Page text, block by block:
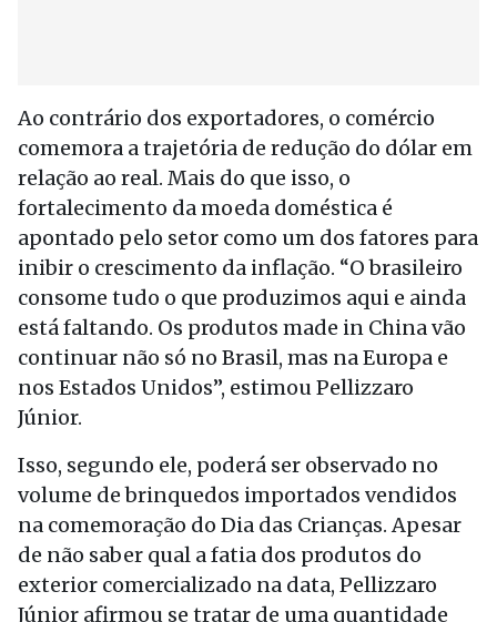
Ao contrário dos exportadores, o comércio
comemora a trajetória de redução do dólar em
relação ao real. Mais do que isso, o
fortalecimento da moeda doméstica é
apontado pelo setor como um dos fatores para
inibir o crescimento da inflação. “O brasileiro
consome tudo o que produzimos aqui e ainda
está faltando. Os produtos made in China vão
continuar não só no Brasil, mas na Europa e
nos Estados Unidos”, estimou Pellizzaro
Júnior.
Isso, segundo ele, poderá ser observado no
volume de brinquedos importados vendidos
na comemoração do Dia das Crianças. Apesar
de não saber qual a fatia dos produtos do
exterior comercializado na data, Pellizzaro
Júnior afirmou se tratar de uma quantidade